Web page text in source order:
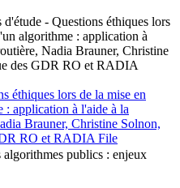
d'étude - Questions éthiques lors
algorithme : application à
Nadia Brauner, Christine
des GDR RO et RADIA
éthiques lors de la mise en
application à l'aide à la
Brauner, Christine Solnon,
RO et RADIA File
publics : enjeux